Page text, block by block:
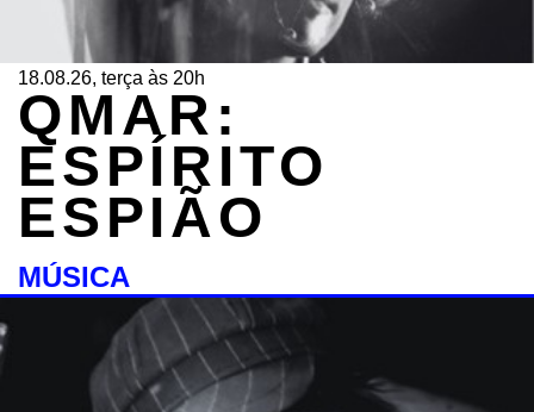
18.08.26, terça às 20h
QMAR:
ESPÍRITO
ESPIÃO
MÚSICA